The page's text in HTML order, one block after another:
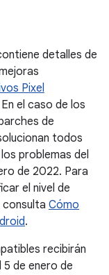
detalles de
Pixel
el caso de los
de
todos
problemas del
de 2022. Para
el nivel de
consulta Cómo
.
recibirán
5 de enero de